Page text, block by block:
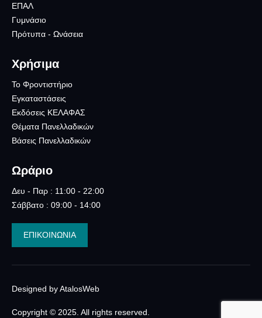
ΕΠΑΛ
Γυμνάσιο
Πρότυπα - Ωνάσεια
Χρήσιμα
Το Φροντιστήριο
Εγκαταστάσεις
Εκδόσεις ΚΕΛΑΦΑΣ
Θέματα Πανελλαδικών
Βάσεις Πανελλαδικών
Ωράριο
Δευ - Παρ : 11:00 - 22:00
Σάββατο : 09:00 - 14:00
ΕΠΙΚΟΙΝΩΝΙΑ
Designed by AtalosWeb
Copyright © 2025. All rights reserved.